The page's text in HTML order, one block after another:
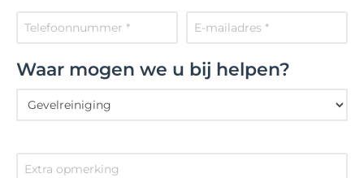
Waar mogen we u bij helpen?